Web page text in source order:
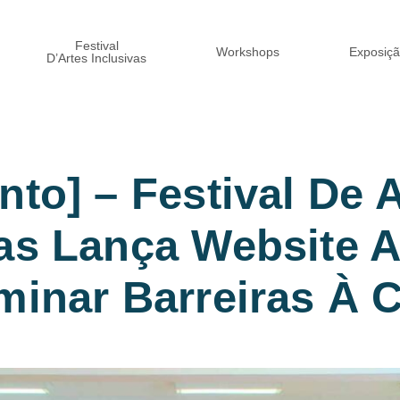
Festival
D’Artes Inclusivas
Workshops
– Festival De
Lança Website
Barreiras À